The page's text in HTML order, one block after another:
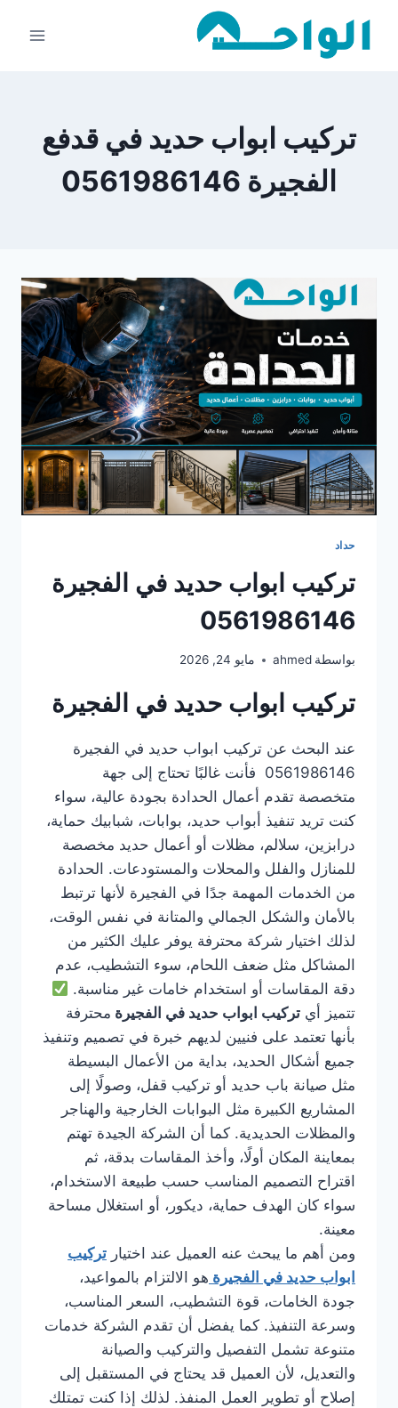
تركيب ابواب حديد في قدفع
الفجيرة 0561986146
حداد
تركيب ابواب حديد في الفجيرة
0561986146
بواسطة ahmed مايو 24, 2026
تركيب ابواب حديد في الفجيرة
عند البحث عن تركيب ابواب حديد في الفجيرة
0561986146 فأنت غالبًا تحتاج إلى جهة
متخصصة تقدم أعمال الحدادة بجودة عالية، سواء
كنت تريد تنفيذ أبواب حديد، بوابات، شبابيك حماية،
درابزين، سلالم، مظلات أو أعمال حديد مخصصة
للمنازل والفلل والمحلات والمستودعات. الحدادة
من الخدمات المهمة جدًا في الفجيرة لأنها ترتبط
بالأمان والشكل الجمالي والمتانة في نفس الوقت،
لذلك اختيار شركة محترفة يوفر عليك الكثير من
المشاكل مثل ضعف اللحام، سوء التشطيب، عدم
دقة المقاسات أو استخدام خامات غير مناسبة.
تتميز أي تركيب ابواب حديد في الفجيرة محترفة
بأنها تعتمد على فنيين لديهم خبرة في تصميم وتنفيذ
جميع أشكال الحديد، بداية من الأعمال البسيطة
مثل صيانة باب حديد أو تركيب قفل، وصولًا إلى
المشاريع الكبيرة مثل البوابات الخارجية والهناجر
والمظلات الحديدية. كما أن الشركة الجيدة تهتم
بمعاينة المكان أولًا، وأخذ المقاسات بدقة، ثم
اقتراح التصميم المناسب حسب طبيعة الاستخدام،
سواء كان الهدف حماية، ديكور، أو استغلال مساحة
معينة.
ومن أهم ما يبحث عنه العميل عند اختيار تركيب
ابواب حديد في الفجيرة هو الالتزام بالمواعيد،
جودة الخامات، قوة التشطيب، السعر المناسب،
وسرعة التنفيذ. كما يفضل أن تقدم الشركة خدمات
متنوعة تشمل التفصيل والتركيب والصيانة
والتعديل، لأن العميل قد يحتاج في المستقبل إلى
إصلاح أو تطوير العمل المنفذ. لذلك إذا كنت تمتلك